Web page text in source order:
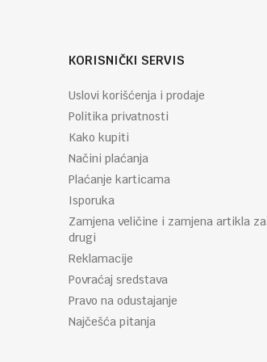
KORISNIČKI SERVIS
Uslovi korišćenja i prodaje
Politika privatnosti
Kako kupiti
Načini plaćanja
Plaćanje karticama
Isporuka
Zamjena veličine i zamjena artikla za
drugi
Reklamacije
Povraćaj sredstava
Pravo na odustajanje
Najčešća pitanja